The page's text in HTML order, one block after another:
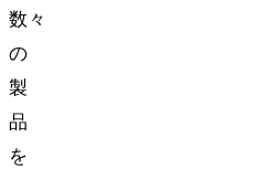
数々
の
製
品
を